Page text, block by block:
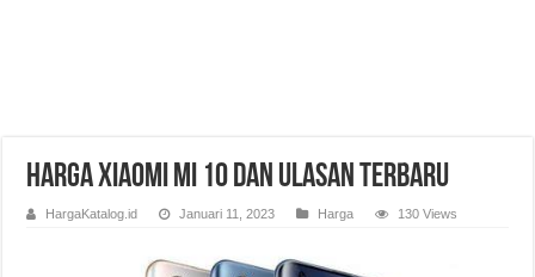
Harga Xiaomi Mi 10 dan Ulasan Terbaru
HargaKatalog.id Januari 11, 2023 Harga 130 Views